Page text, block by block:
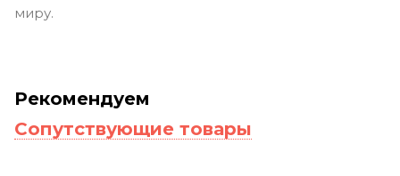
миру.
Рекомендуем
Сопутствующие товары